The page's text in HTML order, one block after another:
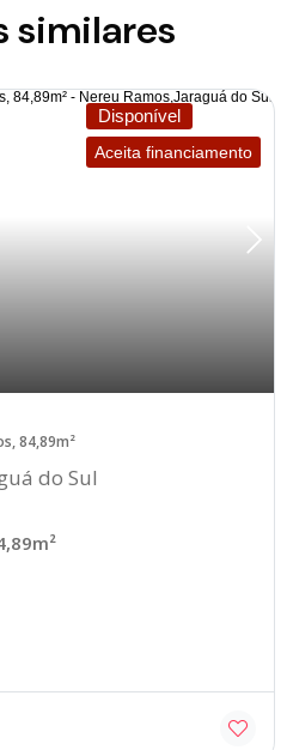
similares
Disponível
Aceita financiamento
84,89m²
do Sul